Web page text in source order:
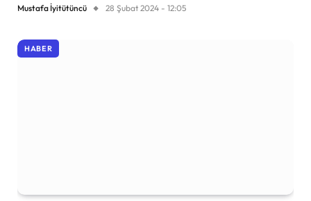
Mustafa İyitütüncü 28 Şubat 2024 - 12:05
HABER